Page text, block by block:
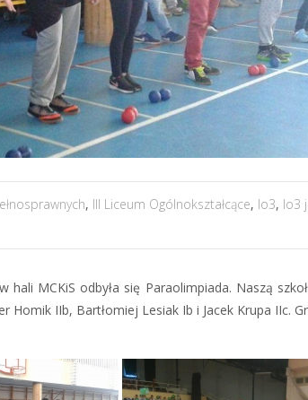
, III Liceum Ogólnokształcące, lo3, lo3
MCKiS odbyła się Paraolimpiada. Naszą
IIb, Bartłomiej Lesiak Ib i Jacek Krupa IIc.